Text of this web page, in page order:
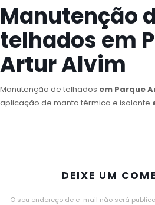
Manutenção
telhados em
Artur Alvim
Manutenção de telhados em Parque
aplicação de manta térmica e isolante
DEIXE UM
O seu endereço de e-mail não será